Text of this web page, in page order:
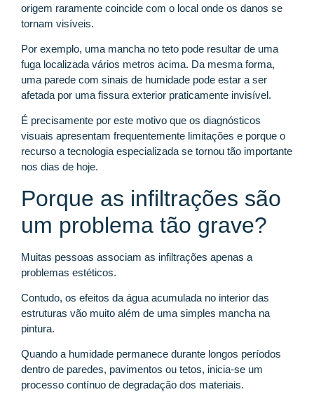
origem raramente coincide com o local onde os danos se
tornam visíveis.
Por exemplo, uma mancha no teto pode resultar de uma
fuga localizada vários metros acima. Da mesma forma,
uma parede com sinais de humidade pode estar a ser
afetada por uma fissura exterior praticamente invisível.
É precisamente por este motivo que os diagnósticos
visuais apresentam frequentemente limitações e porque o
recurso a tecnologia especializada se tornou tão importante
nos dias de hoje.
Porque as infiltrações são
um problema tão grave?
Muitas pessoas associam as infiltrações apenas a
problemas estéticos.
Contudo, os efeitos da água acumulada no interior das
estruturas vão muito além de uma simples mancha na
pintura.
Quando a humidade permanece durante longos períodos
dentro de paredes, pavimentos ou tetos, inicia-se um
processo contínuo de degradação dos materiais.